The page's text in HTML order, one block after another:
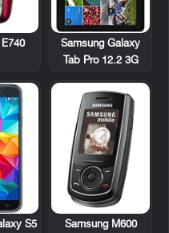
Samsung Galaxy
Tab Pro 12.2 3G
Samsung M600
S5